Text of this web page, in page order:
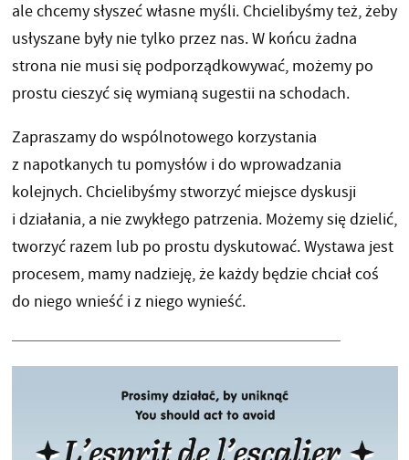
ale chcemy słyszeć własne myśli. Chcielibyśmy też, żeby
usłyszane były nie tylko przez nas. W końcu żadna
strona nie musi się podporządkowywać, możemy po
prostu cieszyć się wymianą sugestii na schodach.
Zapraszamy do wspólnotowego korzystania
z napotkanych tu pomysłów i do wprowadzania
kolejnych. Chcielibyśmy stworzyć miejsce dyskusji
i działania, a nie zwykłego patrzenia. Możemy się dzielić,
tworzyć razem lub po prostu dyskutować. Wystawa jest
procesem, mamy nadzieję, że każdy będzie chciał coś
do niego wnieść i z niego wynieść.